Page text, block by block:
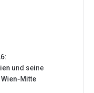
und seine
Wien-Mitte